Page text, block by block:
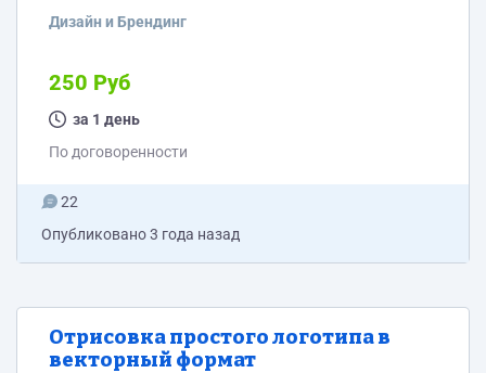
Дизайн и Брендинг
250 Руб
за 1 день
По договоренности
22
Опубликовано3 года назад
Отрисовка простого логотипа в
векторный формат